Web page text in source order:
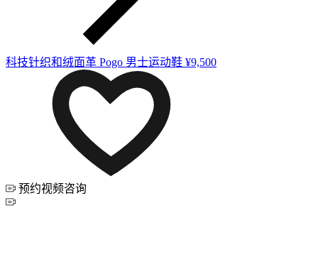
科技针织和绒面革 Pogo 男士运动鞋 ¥9,500
预约视频咨询